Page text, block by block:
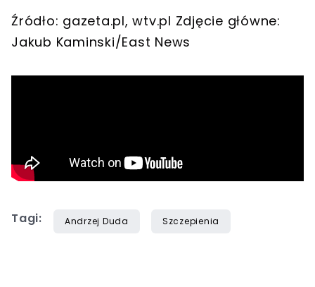
Źródło: gazeta.pl, wtv.pl Zdjęcie główne:
Jakub Kaminski/East News
Tagi: Andrzej Duda Szczepienia